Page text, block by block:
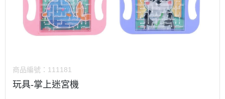
商品編號： 111181
玩具-掌上迷宮機